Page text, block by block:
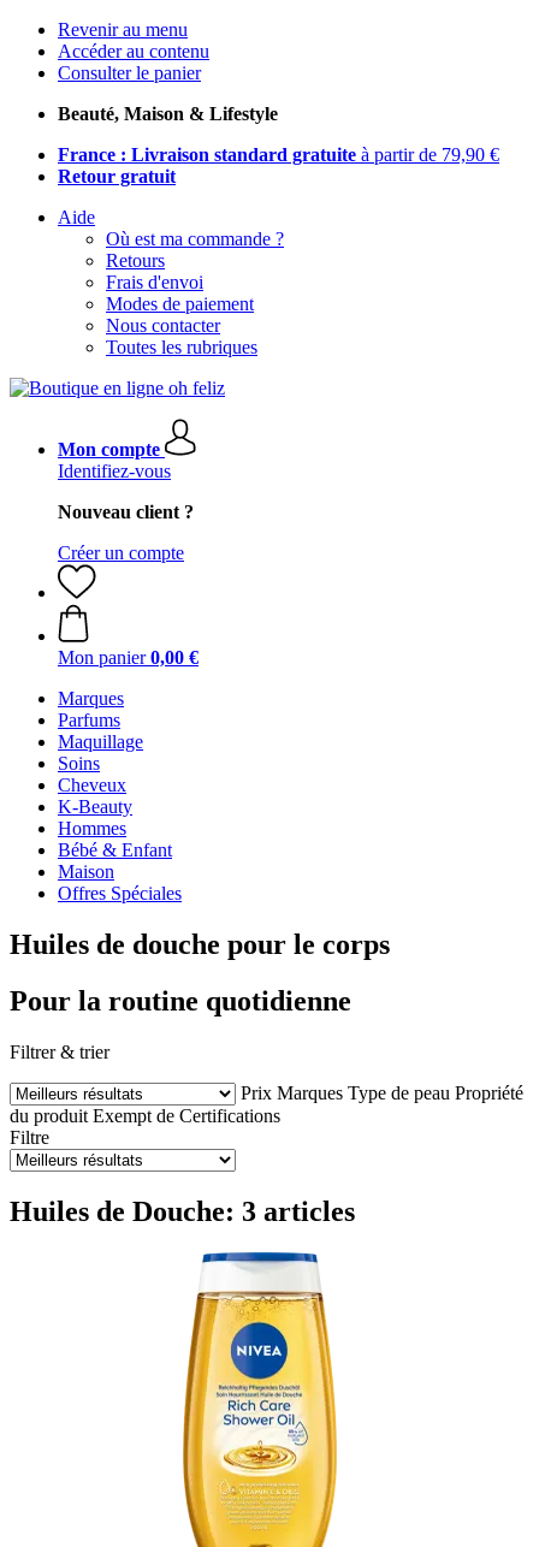
Revenir au menu
Accéder au contenu
Consulter le panier
Beauté, Maison & Lifestyle
France : Livraison standard gratuite à partir de 79,90 €
Retour gratuit
Aide
Où est ma commande ?
Retours
Frais d'envoi
Modes de paiement
Nous contacter
Toutes les rubriques
Mon compte
Identifiez-vous
Nouveau client ?
Créer un compte
Mon panier 0,00 €
Marques
Parfums
Maquillage
Soins
Cheveux
K-Beauty
Hommes
Bébé & Enfant
Maison
Offres Spéciales
Huiles de douche pour le corps
Pour la routine quotidienne
Filtrer & trier
Prix Marques Type de peau Propriété
du produit Exempt de Certifications
Filtre
Huiles de Douche: 3 articles